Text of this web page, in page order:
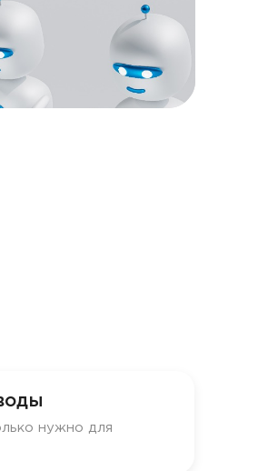
нужно для